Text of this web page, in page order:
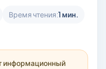
Время чтения:1 мин.
информационный